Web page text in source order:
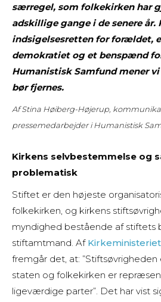
særregel, som folkekirken har
adskillige gange i de senere år.
indsigelsesretten for forældet,
demokratiet og et benspænd
Humanistisk Samfund mener
bør fjernes.
Af Stina Høiberg-Højerup,
pressemedarbejder i Humanistisk
Kirkens selvbestemmelse og
problematisk
Stiftet er den højeste
folkekirken, og kirkens
myndighed bestående af stiftets
stiftamtmand. Af
fremgår det, at: ”Stiftsøvrigheden
staten og folkekirken er
ligeværdige parter”. Det har vist